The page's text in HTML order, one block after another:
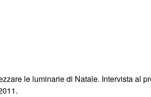
le luminarie di Natale. Intervista al